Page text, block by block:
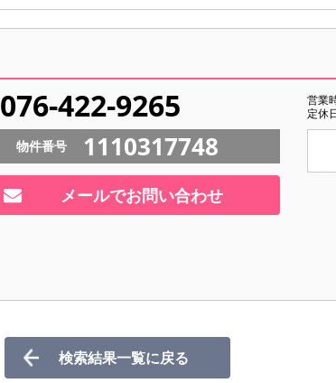
076-422-9265
営業
定休
物件番号 1110317748
メールでお問い合わせ
検索結果一覧に戻る